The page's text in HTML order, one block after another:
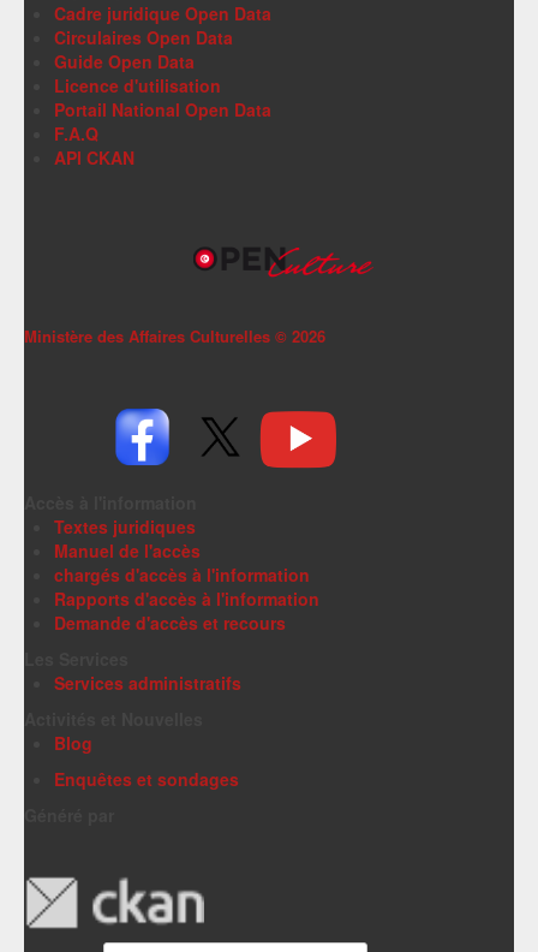
Cadre juridique Open Data
Circulaires Open Data
Guide Open Data
Licence d'utilisation
Portail National Open Data
F.A.Q
API CKAN
Ministère des Affaires Culturelles © 2026
Textes juridiques
Manuel de l'accès
chargés d'accès à l'information
Rapports d'accès à l'information
Demande d'accès et recours
Services administratifs
Blog
Enquêtes et sondages